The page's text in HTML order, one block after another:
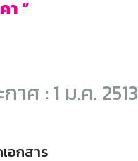
า “
าศ : 1 ม.ค. 2513
อกสาร